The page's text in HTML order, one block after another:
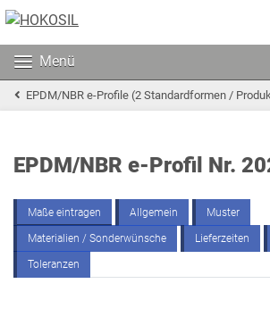
Menü
EPDM/NBR e-Profile (2 Standardformen /
EPDM/NBR e-Profil Nr.
Maße eintragen Allgemein Muster
Materialien / Sonderwünsche Lieferzeiten
Toleranzen